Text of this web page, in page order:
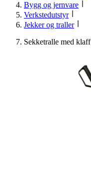
Bygg og jernvare
Verkstedutstyr
Jekker og traller
Sekketralle med